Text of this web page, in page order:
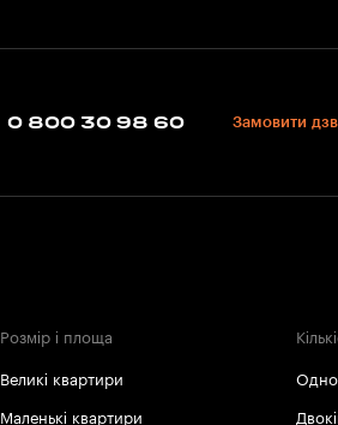
0 800 30 98 60 Замовити
Розмір і площа
Великі квартири
Маленькі квартири